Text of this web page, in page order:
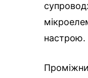
настрою.